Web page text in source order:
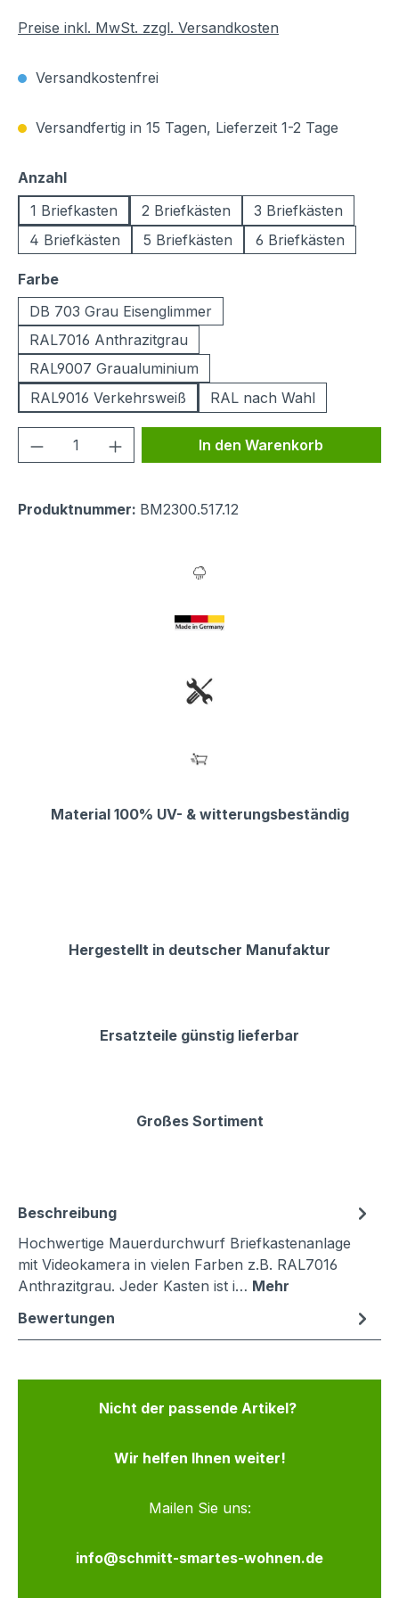
Preise inkl. MwSt. zzgl. Versandkosten
Versandkostenfrei
Versandfertig in 15 Tagen, Lieferzeit 1-2 Tage
Anzahlauswählen
1 Briefkasten
2 Briefkästen
3 Briefkästen
4 Briefkästen
5 Briefkästen 6 Briefkästen
Farbeauswählen
DB 703 Grau Eisenglimmer
RAL7016 Anthrazitgrau
RAL9007 Graualuminium
RAL9016 Verkehrsweiß
RAL nach Wahl
Produkt Anzahl: Gib denIn den Warenkorb
Produktnummer: BM2300.517.12
Material 100% UV- & witterungsbeständig
Hergestellt in deutscher Manufaktur
Ersatzteile günstig lieferbar
Großes Sortiment
Beschreibung
Hochwertige Mauerdurchwurf Briefkastenanlage
mit Videokamera in vielen Farben z.B. RAL7016
Anthrazitgrau. Jeder Kasten ist i… Mehr
Bewertungen
Nicht der passende Artikel?
Wir helfen Ihnen weiter!
Mailen Sie uns:
info@schmitt-smartes-wohnen.de